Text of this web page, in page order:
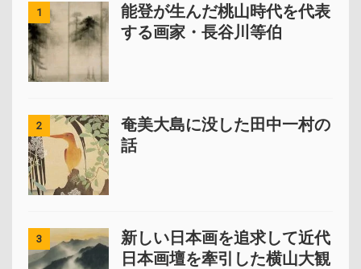
1
能登が生んだ桃山時代を代表
する画家・長谷川等伯
2
奄美大島に没した田中一村の
話
3
新しい日本画を追求して近代
日本画壇を牽引した横山大観